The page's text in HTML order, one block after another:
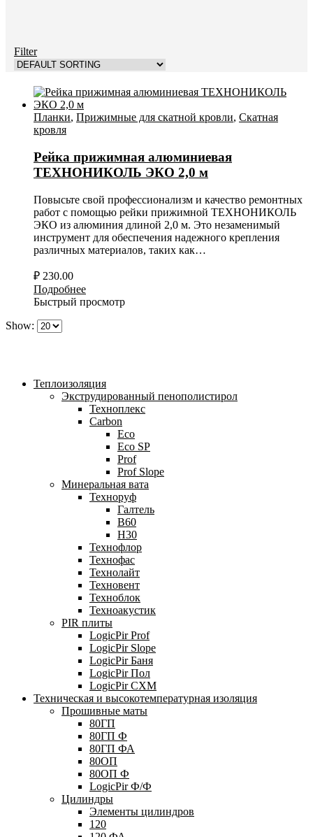
Filter
Планки, Прижимные для скатной кровли, Скатная
кровля
Рейка прижимная алюминиевая
ТЕХНОНИКОЛЬ ЭКО 2,0 м
Повысьте свой профессионализм и качество ремонтных
работ с помощью рейки прижимной ТЕХНОНИКОЛЬ
ЭКО из алюминия длиной 2,0 м. Это незаменимый
инструмент для обеспечения надежного крепления
различных материалов, таких как…
₽ 230.00
Подробнее
Быстрый просмотр
Show:
Теплоизоляция
Экструдированный пенополистирол
Техноплекс
Carbon
Eco
Eco SP
Prof
Prof Slope
Минеральная вата
Техноруф
Галтель
В60
Н30
Технофлор
Технофас
Технолайт
Техновент
Техноблок
Техноакустик
PIR плиты
LogicPir Prof
LogicPir Slope
LogicPir Баня
LogicPir Пол
LogicPir СХМ
Техническая и высокотемпературная изоляция
Прошивные маты
80ГП
80ГП Ф
80ГП ФА
80ОП
80ОП Ф
LogicPir Ф/Ф
Цилиндры
Элементы цилиндров
120